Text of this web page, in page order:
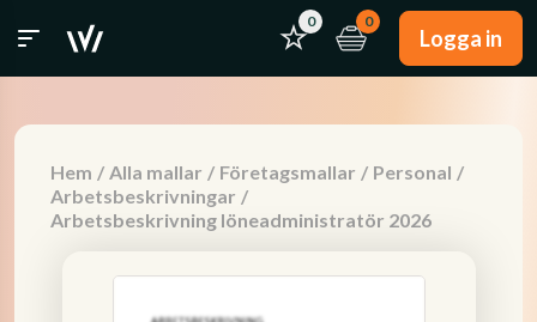
0 0
Logga in
Hem / Alla mallar / Företagsmallar / Personal /
Arbetsbeskrivningar /
Arbetsbeskrivning löneadministratör 2026